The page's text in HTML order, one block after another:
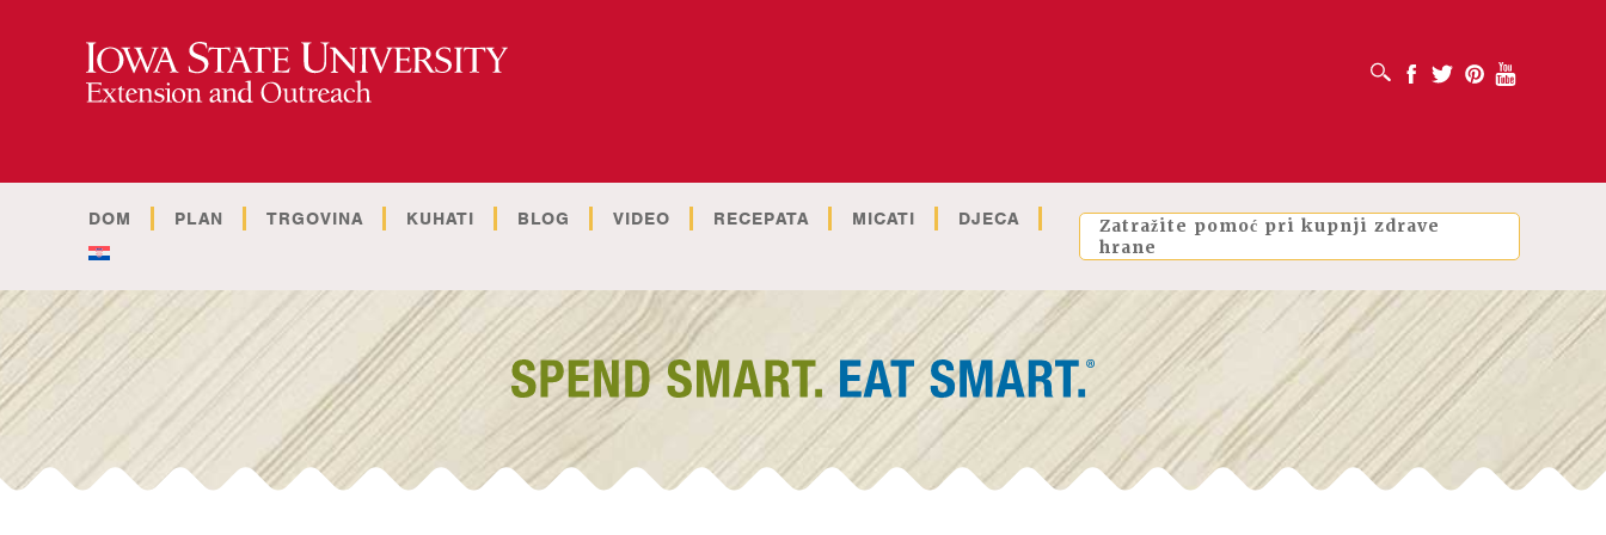
OTVORI OKVIR ZA PRETRAŽIVANJE
Facebook
Twitter PinterestYoutube
DOM PLAN TRGOVINA KUHATI BLOG VIDEO RECEPATA MICATI DJECA
Zatražite pomoć pri kupnji zdrave
hrane